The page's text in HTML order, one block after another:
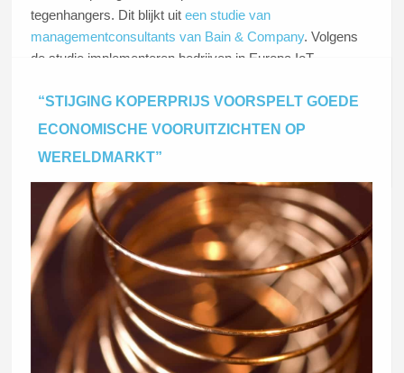
tegenhangers. Dit blijkt uiteen studie van
managementconsultants van Bain & Company. Volgens
de studie implementeren bedrijven in Europa IoT-
concurrent in de VS.
“STIJGING KOPERPRIJS VOORSPELT GOEDE
ECONOMISCHE VOORUITZICHTEN OP
WERELDMARKT”